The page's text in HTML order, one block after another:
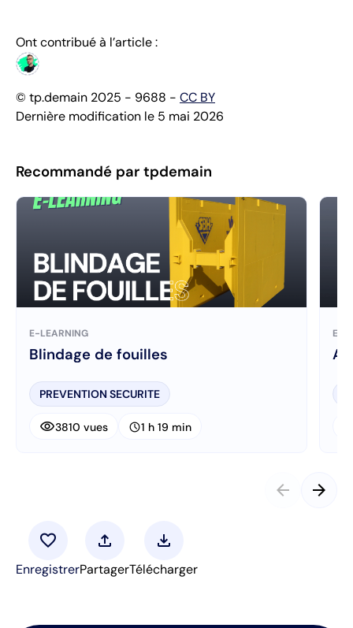
Ont contribué à l’article :
© tp.demain 2025 - 9688 - CC BY
Dernière modification le 5 mai 2026
Recommandé par tpdemain
E-LEARNING
Blindage de fouilles
PREVENTION SECURITE
visibility3810 vues schedule1 h 19 min
E-
arrow_back arrow_forward
favorite
Enregistrer
upload
Partager
download
Télécharger